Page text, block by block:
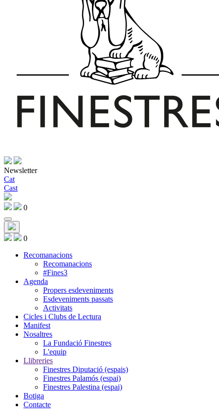
Newsletter
Cat
Cast
0
0
Recomanacions
Recomanacions
#Fines3
Agenda
Propers esdeveniments
Esdeveniments passats
Activitats
Cicles i Clubs de Lectura
Manifest
Nosaltres
La Fundació Finestres
L'equip
Llibreries
Finestres Diputació (espais)
Finestres Palamós (espai)
Finestres Palestina (espai)
Botiga
Contacte